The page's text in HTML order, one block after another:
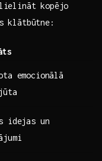
kopējo
klātbūtne:
emocionālā
idejas un